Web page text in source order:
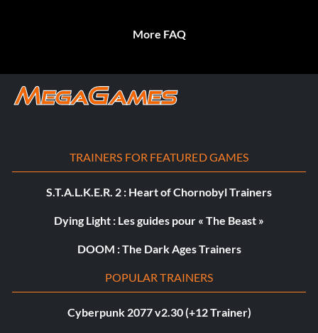
More FAQ
TRAINERS FOR FEATURED GAMES
S.T.A.L.K.E.R. 2 : Heart of Chornobyl Trainers
Dying Light : Les guides pour « The Beast »
DOOM : The Dark Ages Trainers
POPULAR TRAINERS
Cyberpunk 2077 v2.30 (+12 Trainer)